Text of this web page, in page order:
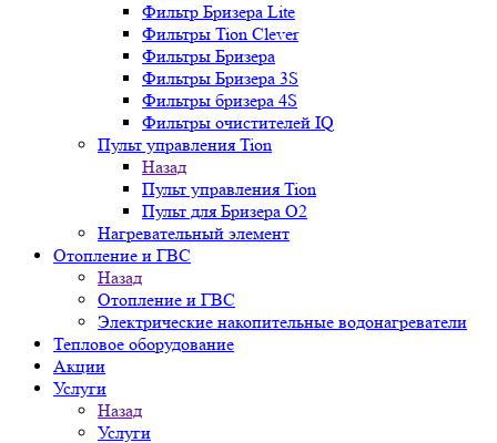
Фильтр Бризера Lite
Фильтры Tion Clever
Фильтры Бризера
Фильтры Бризера 3S
Фильтры бризера 4S
Фильтры очистителей IQ
Пульт управления Tion
Назад
Пульт управления Tion
Пульт для Бризера O2
Нагревательный элемент
Отопление и ГВС
Назад
Отопление и ГВС
Электрические накопительные водонагреватели
Тепловое оборудование
Акции
Услуги
Назад
Услуги